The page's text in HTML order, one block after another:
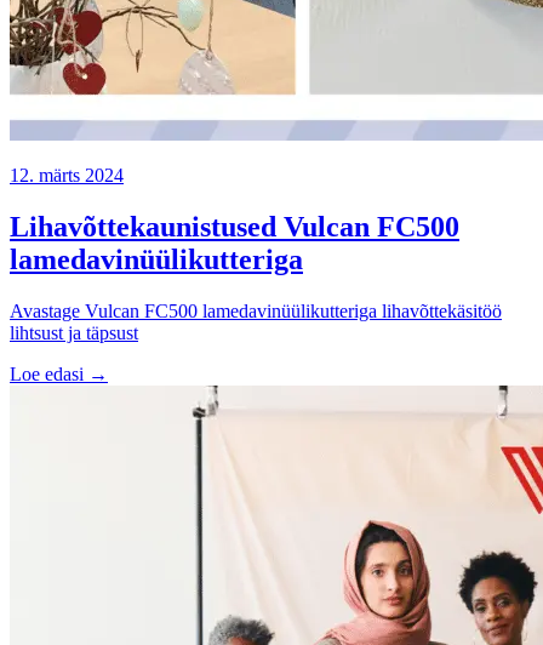
12. märts 2024
Lihavõttekaunistused Vulcan FC500
lamedavinüülikutteriga
Avastage Vulcan FC500 lamedavinüülikutteriga lihavõttekäsitöö
lihtsust ja täpsust
Loe edasi →